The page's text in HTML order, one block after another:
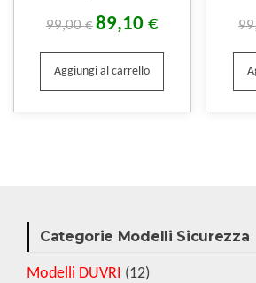
99,00€89,10 €
Aggiungi al carrello
Categorie Modelli Sicurezza
Modelli DUVRI (12)